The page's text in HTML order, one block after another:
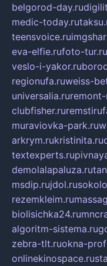
belgorod-day.ru
medic-today.ru
teensvoice.ru
eva-elfie.rufoto-tur.ru
veslo-i-yakor.ru
regionufa.ruweiss-
universalia.ru
clubfisher.ru
muraviovka-park.ru
arkrym.rukristinita.ru
textexperts.ru
demolalapaluza.ru
msdip.rujdol.ru
rezemkleim.ru
biolisichka24.ru
algoritm-sistema.ru
zebra-tlt.ruokna-
onlinekinospace.ru